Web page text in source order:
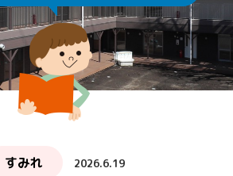
すみれ 2026.6.19